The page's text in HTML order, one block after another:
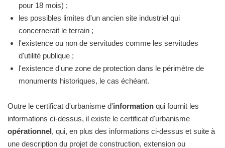
pour 18 mois) ;
les possibles limites d'un ancien site industriel qui
concernerait le terrain ;
l'existence ou non de servitudes comme les servitudes
d'utilité publique ;
l'existence d'une zone de protection dans le périmètre de
monuments historiques, le cas échéant.
Outre le certificat d'urbanisme d'information qui fournit les
informations ci-dessus, il existe le certificat d'urbanisme
opérationnel, qui, en plus des informations ci-dessus et suite à
une description du projet de construction, extension ou